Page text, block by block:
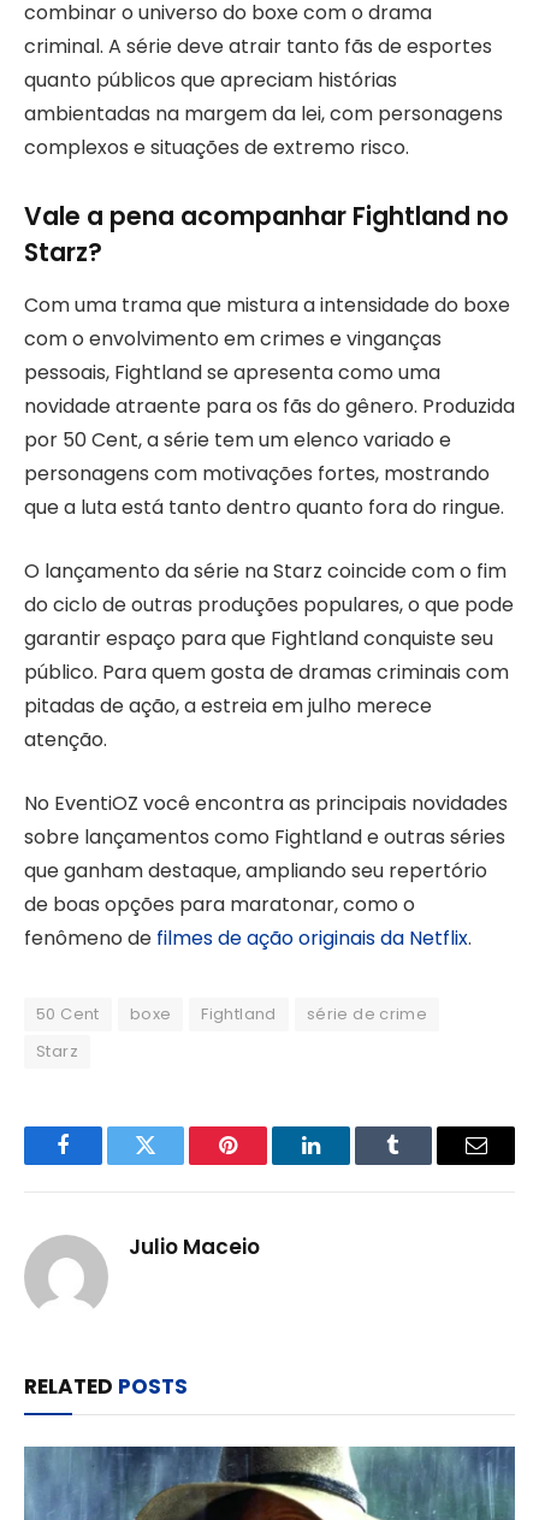
combinar o universo do boxe com o drama
criminal. A série deve atrair tanto fãs de esportes
quanto públicos que apreciam histórias
ambientadas na margem da lei, com personagens
complexos e situações de extremo risco.
Vale a pena acompanhar Fightland no
Starz?
Com uma trama que mistura a intensidade do boxe
com o envolvimento em crimes e vinganças
pessoais, Fightland se apresenta como uma
novidade atraente para os fãs do gênero. Produzida
por 50 Cent, a série tem um elenco variado e
personagens com motivações fortes, mostrando
que a luta está tanto dentro quanto fora do ringue.
O lançamento da série na Starz coincide com o fim
do ciclo de outras produções populares, o que pode
garantir espaço para que Fightland conquiste seu
público. Para quem gosta de dramas criminais com
pitadas de ação, a estreia em julho merece
atenção.
No EventiOZ você encontra as principais novidades
sobre lançamentos como Fightland e outras séries
que ganham destaque, ampliando seu repertório
de boas opções para maratonar, como o
fenômeno de filmes de ação originais da Netflix.
50 Cent boxe Fightland
série de crime
Starz
FacebookTwitter Pinterest LinkedInTumblr Email
Julio Maceio
RELATED POSTS